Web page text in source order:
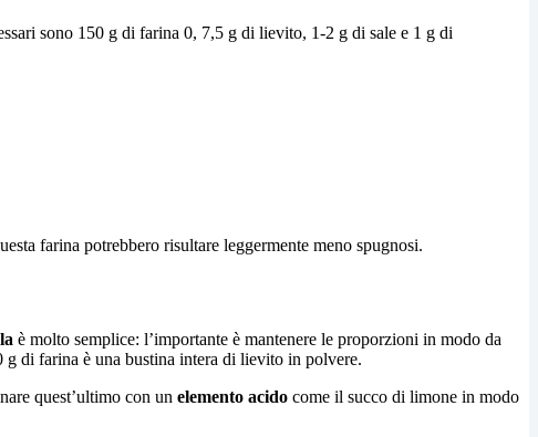
sono 150 g di farina 0, 7,5 g di lievito, 1-2 g di sale e 1 g di
farina potrebbero risultare leggermente meno spugnosi.
è molto semplice: l’importante è mantenere le proporzioni in modo da
di farina è una bustina intera di lievito in polvere.
quest’ultimo con un elemento acido come il succo di limone in modo